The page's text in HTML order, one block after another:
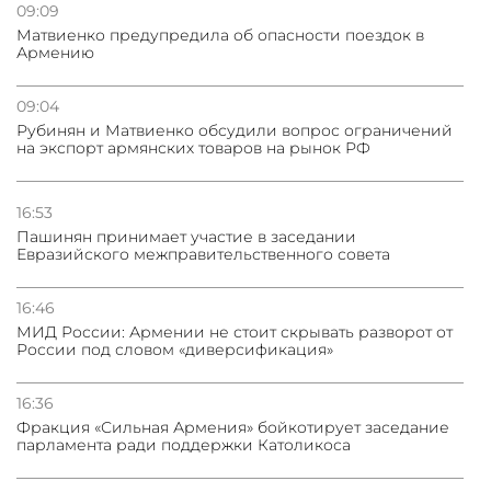
09:09
Матвиенко предупредила об опасности поездок в
Армению
09:04
Рубинян и Матвиенко обсудили вопрос ограничений
на экспорт армянских товаров на рынок РФ
16:53
Пашинян принимает участие в заседании
Евразийского межправительственного совета
16:46
МИД России: Армении не стоит скрывать разворот от
России под словом «диверсификация»
16:36
Фракция «Сильная Армения» бойкотирует заседание
парламента ради поддержки Католикоса